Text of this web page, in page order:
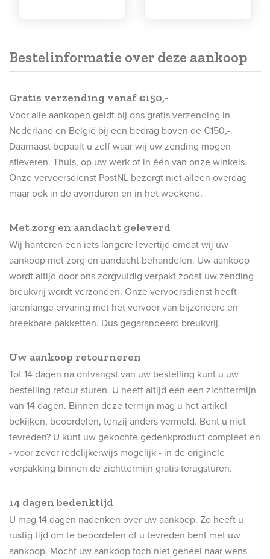
Bestelinformatie over deze aankoop
Gratis verzending vanaf €150,-
Voor alle aankopen geldt bij ons gratis verzending in
Nederland en België bij een bedrag boven de €150,-.
Daarnaast bepaalt u zelf waar wij uw zending mogen
afleveren. Thuis, op uw werk of in één van onze winkels.
Onze vervoersdienst PostNL bezorgt niet alleen overdag
maar ook in de avonduren en in het weekend.
Met zorg en aandacht geleverd
Wij hanteren een iets langere levertijd omdat wij uw
aankoop met zorg en aandacht behandelen. Uw aankoop
wordt altijd door ons zorgvuldig verpakt zodat uw zending
breukvrij wordt verzonden. Onze vervoersdienst heeft
jarenlange ervaring met het vervoer van bijzondere en
breekbare pakketten. Dus gegarandeerd breukvrij.
Uw aankoop retourneren
Tot 14 dagen na ontvangst van uw bestelling kunt u uw
bestelling retour sturen. U heeft altijd een een zichttermijn
van 14 dagen. Binnen deze termijn mag u het artikel
bekijken, beoordelen, tenzij anders vermeld. Bent u niet
tevreden? U kunt uw gekochte gedenkproduct compleet en
- voor zover redelijkerwijs mogelijk - in de originele
verpakking binnen de zichttermijn gratis terugsturen.
14 dagen bedenktijd
U mag 14 dagen nadenken over uw aankoop. Zo heeft u
rustig tijd om te beoordelen of u tevreden bent met uw
aankoop. Mocht uw aankoop toch niet geheel naar wens